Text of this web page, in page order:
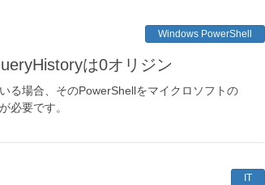
Windows PowerShell
は0オリジン
る場合、そのPowerShellをマイクロソフトの
必要です。
IT